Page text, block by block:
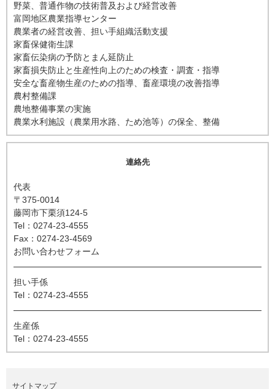
野菜、普通作物の技術普及および経営改善
富岡地区農業指導センター
農業者の経営改善、担い手組織活動支援
家畜保健衛生課
家畜伝染病の予防とまん延防止
家畜損失防止と生産性向上のための検査・調査・指導
安全な畜産物生産のための指導、畜産環境の改善指導
農村整備課
農地整備事業の実施
農業水利施設（農業用水路、ため池等）の保全、整備
連絡先
代表
〒375-0014
藤岡市下栗須124-5
Tel：0274-23-4555
Fax：0274-23-4569
お問い合わせフォーム
担い手係
Tel：0274-23-4555
生産係
Tel：0274-23-4555
サイトマップ